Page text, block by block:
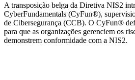
A transposição belga da Diretiva NIS2
CyberFundamentals (CyFun®),
de Cibersegurança (CCB). O CyFun®
para que as organizações gerenciem os
demonstrem conformidade com a NIS2.